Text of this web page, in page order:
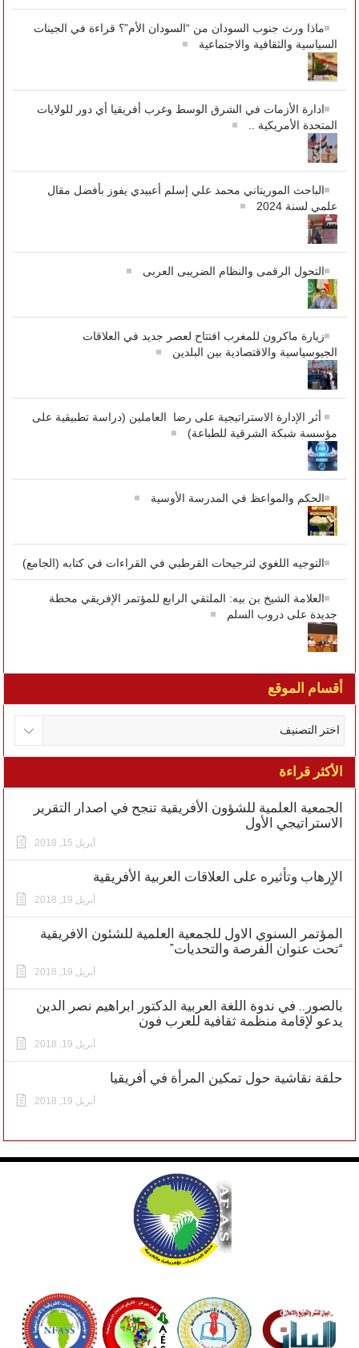
ماذا ورث جنوب السودان من “السودان الأم”؟ قراءة في الجينات
السياسية والثقافية والاجتماعية
ادارة الأزمات في الشرق الوسط وغرب أفريقيا أي دور للولايات
المتحدة الأمريكية ..
الباحث الموريتاني محمد علي إسلم أعبيدي يفوز بأفضل مقال
علمي لسنة 2024
التحول الرقمى والنظام الضريبى العربى
زيارة ماكرون للمغرب افتتاح لعصر جديد في العلاقات
الجيوسياسية والاقتصادية بين البلدين
أثر الإدارة الاستراتيجية على رضا العاملين (دراسة تطبيقية على
مؤسسة شبكة الشرقية للطباعة)
الحكم والمواعظ في المدرسة الأوسية
التوجيه اللغوي لترجيحات القرطبي في القراءات في كتابه (الجامع)
العلامة الشيخ بن بيه: الملتقي الرابع للمؤتمر الإفريقي محطة
جديدة على دروب السلم
أقسام الموقع
الأكثر قراءة
الجمعية العلمية للشؤون الأفريقية تنجح في اصدار التقرير
الاستراتيجي الأول
أبريل 15, 2018
الاٍرهاب وتأثيره على العلاقات العربية الأفريقية
أبريل 19, 2018
المؤتمر السنوي الاول للجمعية العلمية للشئون الافريقية
“تحت عنوان الفرصة والتحديات”
أبريل 19, 2018
بالصور.. في ندوة اللغة العربية الدكتور ابراهيم نصر الدين
يدعو لإقامة منظمة ثقافية للعرب فون
أبريل 19, 2018
حلقة نقاشية حول تمكين المرأة في أفريقيا
أبريل 19, 2018